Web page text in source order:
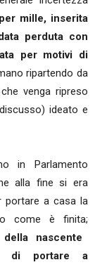
mille, inserita
perduta con
per motivi di
ripartendo da
venga ripreso
ideato e
in Parlamento
alla fine si era
portare a casa la
come è finita;
nascente
di portare a